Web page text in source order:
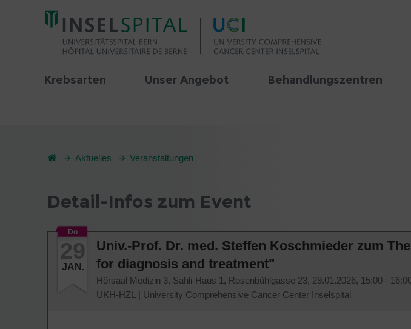
Krebsarten Unser Angebot Behandlungszentren
Aktuelles Veranstaltungen
Detail-Infos zum Event
Do
29
JAN.
Univ.-Prof. Dr. med. Steffen Koschmieder zum
for diagnosis and treatment"
Hörsaal Medizin 3, Sahli-Haus 1, Rosenbühlgasse 23, 29.01.2026, 15:00 -
UKH-HZL | University Comprehensive Cancer Center Inselspital